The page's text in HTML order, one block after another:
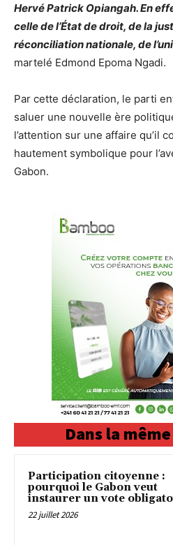
Hervé Patrick Opiangah. En
celle de l’État de droit, de la
réconciliation nationale, de
martelé Edmond Epoma Ngadi.
Par cette déclaration, le parti
saluer une nouvelle ère
l’attention sur une affaire qu’il
hautement symbolique pour
Gabon.
Dans la
Participation citoyenne :
pourquoi le Gabon veut
instaurer un vote
22 juillet 2026